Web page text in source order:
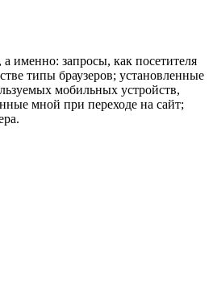
именно: запросы, как посетителя
типы браузеров; установленные
мобильных устройств,
мной при переходе на сайт;